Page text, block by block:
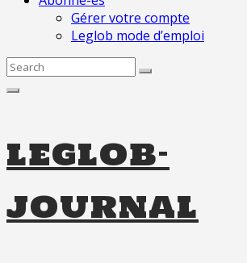
Gérer votre compte
Leglob mode d’emploi
Search
leglob-
journal